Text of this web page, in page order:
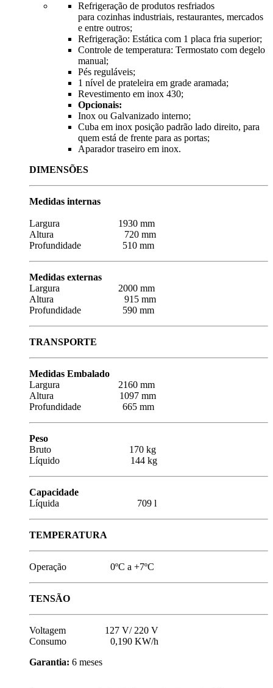
Refrigeração de produtos resfriados
para cozinhas industriais, restaurantes, mercados
e entre outros;
Refrigeração: Estática com 1 placa fria superior;
Controle de temperatura: Termostato com degelo
manual;
Pés reguláveis;
1 nível de prateleira em grade aramada;
Revestimento em inox 430;
Opcionais:
Inox ou Galvanizado interno;
Cuba em inox posição padrão lado direito, para
quem está de frente para as portas;
Aparador traseiro em inox.
DIMENSÕES
Medidas internas
Largura 1930 mm
Altura 720 mm
Profundidade 510 mm
Medidas externas
Largura 2000 mm
Altura 915 mm
Profundidade 590 mm
TRANSPORTE
Medidas Embalado
Largura 2160 mm
Altura 1097 mm
Profundidade 665 mm
Peso
Bruto 170 kg
Líquido 144 kg
Capacidade
Líquida 709 l
TEMPERATURA
Operação 0ºC a +7ºC
TENSÃO
Voltagem 127 V/ 220 V
Consumo 0,190 KW/h
Garantia: 6 meses